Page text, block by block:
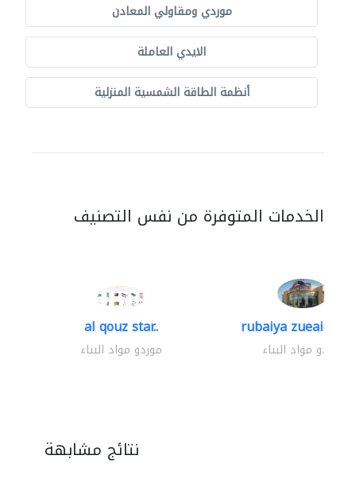
موردي ومقاولي المعادن
الايدي العاملة
أنظمة الطاقة الشمسية المنزلية
الخدمات المتوفرة من نفس التصنيف
al qouz star..
موردو مواد البناء
rubaiya zueaid
موردو مواد البناء
نتائج مشابهة